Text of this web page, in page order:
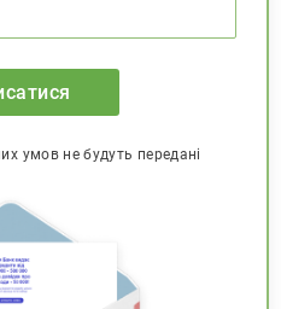
умов не будуть передані